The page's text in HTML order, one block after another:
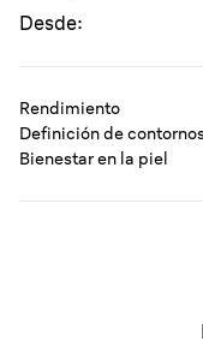
Desde:
Rendimiento
Definición de
Bienestar en la piel